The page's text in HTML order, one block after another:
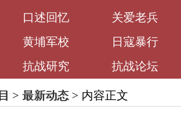
口述回忆 关爱老兵
黄埔军校 日寇暴行
抗战研究 抗战论坛
> 最新动态 > 内容正文